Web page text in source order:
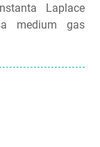
Laplace
medium gas